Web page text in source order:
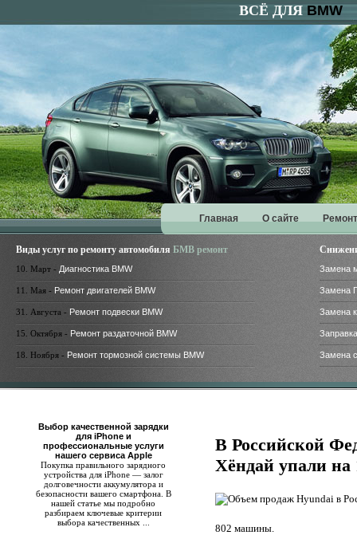
ВСЁ ДЛЯ BMW
Главная О сайте
Виды услуг по ремонту автомобиля БМВ ремонт
10. Март - Диагностика BMW
11. Мая - Ремонт двигателей BMW
31. Августа - Ремонт подвески BMW
15. Октября - Ремонт раздаточной BMW
18. Ноября - Ремонт тормозной системы BMW
Замена
Замена
Замена
Замена
Выбор качественной зарядки
для iPhone и
профессиональные услуги
нашего сервиса Apple
Покупка правильного зарядного
устройства для iPhone — залог
долговечности аккумулятора и
безопасности вашего смартфона. В
нашей статье мы подробно
разбираем ключевые критерии
выбора качественных ...
В Российской
Хёндай упали на
802 машины.